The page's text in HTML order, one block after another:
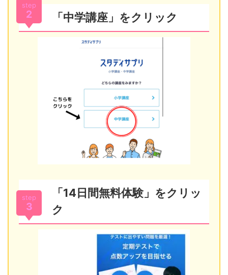
step
2 「中学講座」をクリック
step
3
「14日間無料体験」をクリッ
ク